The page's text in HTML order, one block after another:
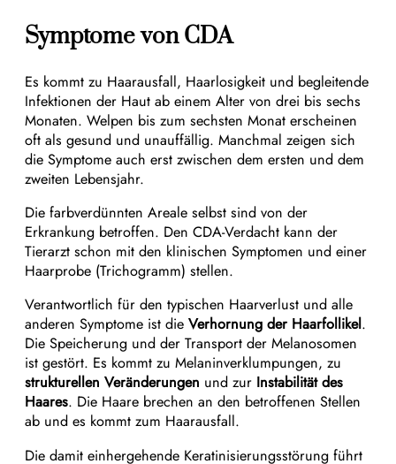
Symptome von CDA
Es kommt zu Haarausfall, Haarlosigkeit und begleitende
Infektionen der Haut ab einem Alter von drei bis sechs
Monaten. Welpen bis zum sechsten Monat erscheinen
oft als gesund und unauffällig. Manchmal zeigen sich
die Symptome auch erst zwischen dem ersten und dem
zweiten Lebensjahr.
Die farbverdünnten Areale selbst sind von der
Erkrankung betroffen. Den CDA-Verdacht kann der
Tierarzt schon mit den klinischen Symptomen und einer
Haarprobe (Trichogramm) stellen.
Verantwortlich für den typischen Haarverlust und alle
anderen Symptome ist die Verhornung der Haarfollikel.
Die Speicherung und der Transport der Melanosomen
ist gestört. Es kommt zu Melaninverklumpungen, zu
strukturellen Veränderungen und zur Instabilität des
Haares. Die Haare brechen an den betroffenen Stellen
ab und es kommt zum Haarausfall.
Die damit einhergehende Keratinisierungsstörung führt